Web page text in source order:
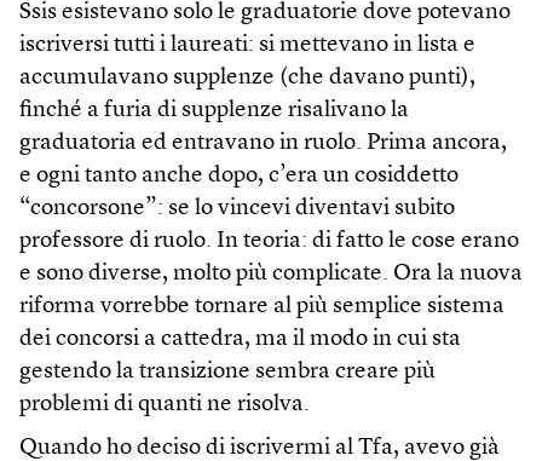
Ssis esistevano solo le graduatorie dove potevano
iscriversi tutti i laureati: si mettevano in lista e
accumulavano supplenze (che davano punti),
finché a furia di supplenze risalivano la
graduatoria ed entravano in ruolo. Prima ancora,
e ogni tanto anche dopo, c’era un cosiddetto
“concorsone”: se lo vincevi diventavi subito
professore di ruolo. In teoria: di fatto le cose erano
e sono diverse, molto più complicate. Ora la nuova
riforma vorrebbe tornare al più semplice sistema
dei concorsi a cattedra, ma il modo in cui sta
gestendo la transizione sembra creare più
problemi di quanti ne risolva.
Quando ho deciso di iscrivermi al Tfa, avevo già